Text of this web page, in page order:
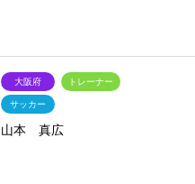
大阪府 トレーナー
サッカー
山本 真広